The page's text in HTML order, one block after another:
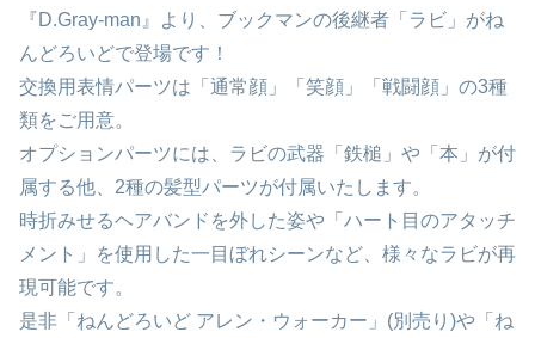
『D.Gray-man』より、ブックマンの後継者「ラビ」がね
んどろいどで登場です！
交換用表情パーツは「通常顔」「笑顔」「戦闘顔」の3種
類をご用意。
オプションパーツには、ラビの武器「鉄槌」や「本」が付
属する他、2種の髪型パーツが付属いたします。
時折みせるヘアバンドを外した姿や「ハート目のアタッチ
メント」を使用した一目ぼれシーンなど、様々なラビが再
現可能です。
是非「ねんどろいど アレン・ウォーカー」(別売り)や「ね